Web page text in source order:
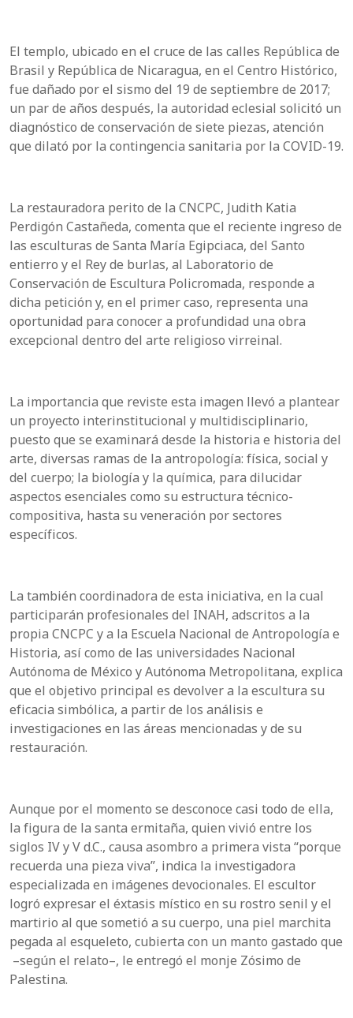
El templo, ubicado en el cruce de las calles República de
Brasil y República de Nicaragua, en el Centro Histórico,
fue dañado por el sismo del 19 de septiembre de 2017;
un par de años después, la autoridad eclesial solicitó un
diagnóstico de conservación de siete piezas, atención
que dilató por la contingencia sanitaria por la COVID-19.
La restauradora perito de la CNCPC, Judith Katia
Perdigón Castañeda, comenta que el reciente ingreso de
las esculturas de Santa María Egipciaca, del Santo
entierro y el Rey de burlas, al Laboratorio de
Conservación de Escultura Policromada, responde a
dicha petición y, en el primer caso, representa una
oportunidad para conocer a profundidad una obra
excepcional dentro del arte religioso virreinal.
La importancia que reviste esta imagen llevó a plantear
un proyecto interinstitucional y multidisciplinario,
puesto que se examinará desde la historia e historia del
arte, diversas ramas de la antropología: física, social y
del cuerpo; la biología y la química, para dilucidar
aspectos esenciales como su estructura técnico-
compositiva, hasta su veneración por sectores
específicos.
La también coordinadora de esta iniciativa, en la cual
participarán profesionales del INAH, adscritos a la
propia CNCPC y a la Escuela Nacional de Antropología e
Historia, así como de las universidades Nacional
Autónoma de México y Autónoma Metropolitana, explica
que el objetivo principal es devolver a la escultura su
eficacia simbólica, a partir de los análisis e
investigaciones en las áreas mencionadas y de su
restauración.
Aunque por el momento se desconoce casi todo de ella,
la figura de la santa ermitaña, quien vivió entre los
siglos IV y V d.C., causa asombro a primera vista “porque
recuerda una pieza viva”, indica la investigadora
especializada en imágenes devocionales. El escultor
logró expresar el éxtasis místico en su rostro senil y el
martirio al que sometió a su cuerpo, una piel marchita
pegada al esqueleto, cubierta con un manto gastado que
­ –según el relato–, le entregó el monje Zósimo de
Palestina.